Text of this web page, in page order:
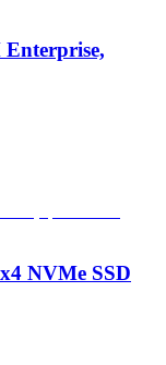
NVMe SSD